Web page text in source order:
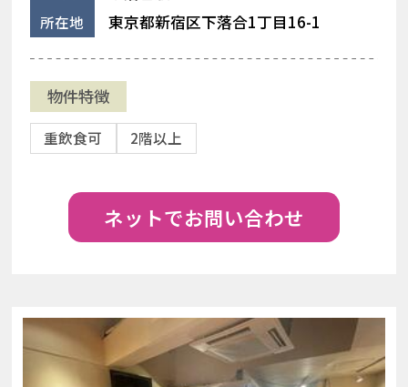
所在地 東京都新宿区下落合1丁目16-1
物件特徴
重飲食可 2階以上
ネットでお問い合わせ